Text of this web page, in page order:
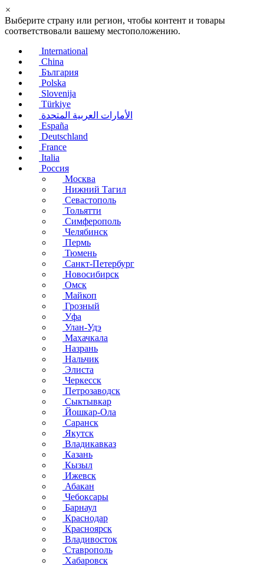
×
Выберите страну или регион, чтобы контент и товары
соответствовали вашему местоположению.
International
China
България
Polska
Slovenija
Türkiye
الأمارات العربية المتحدة
España
Deutschland
France
Italia
Россия
Москва
Нижний Тагил
Севастополь
Тольятти
Симферополь
Челябинск
Пермь
Тюмень
Санкт-Петербург
Новосибирск
Омск
Майкоп
Грозный
Уфа
Улан-Удэ
Махачкала
Назрань
Нальчик
Элиста
Черкесск
Петрозаводск
Сыктывкар
Йошкар-Ола
Саранск
Якутск
Владикавказ
Казань
Кызыл
Ижевск
Абакан
Чебоксары
Барнаул
Краснодар
Красноярск
Владивосток
Ставрополь
Хабаровск